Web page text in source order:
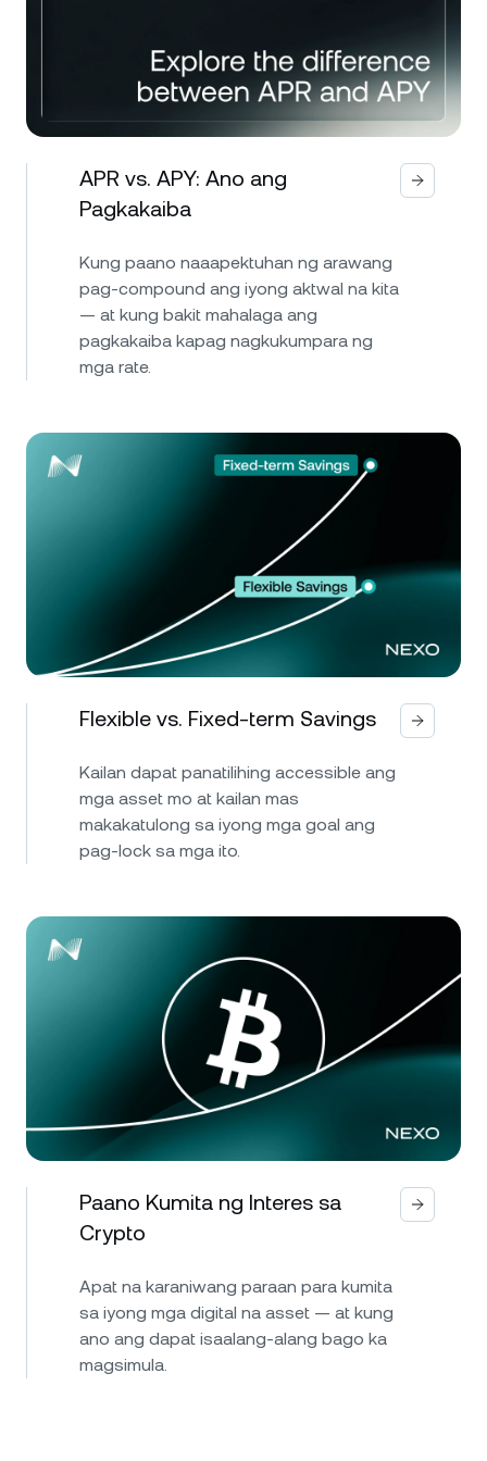
APR vs. APY: Ano ang
Pagkakaiba
Kung paano naaapektuhan ng arawang
pag-compound ang iyong aktwal na kita
— at kung bakit mahalaga ang
pagkakaiba kapag nagkukumpara ng
mga rate.
Flexible vs. Fixed-term Savings
Kailan dapat panatilihing accessible ang
mga asset mo at kailan mas
makakatulong sa iyong mga goal ang
pag-lock sa mga ito.
Paano Kumita ng Interes sa
Crypto
Apat na karaniwang paraan para kumita
sa iyong mga digital na asset — at kung
ano ang dapat isaalang-alang bago ka
magsimula.